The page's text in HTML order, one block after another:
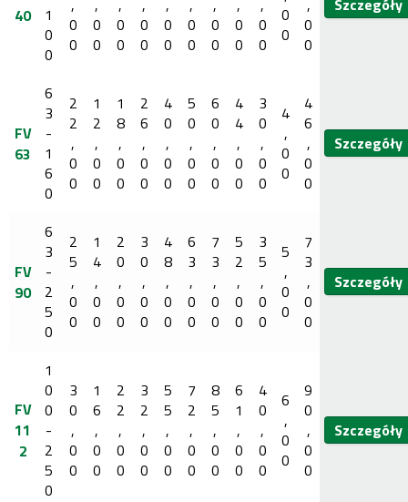
40
1
0
0
0
0
0
0
0
0
0
0
0
0
0
0
0
0
0
0
0
0
0
0
0
0
FV
63
6
3
-
1
6
0
2
2
,
0
0
1
2
,
0
0
1
8
,
0
0
2
6
,
0
0
4
0
,
0
0
5
0
,
0
0
6
0
,
0
0
4
4
,
0
0
3
0
,
0
0
4
,
0
0
4
6
,
0
0
Szczegóły
FV
90
6
3
-
2
5
0
2
5
,
0
0
1
4
,
0
0
2
0
,
0
0
3
0
,
0
0
4
8
,
0
0
6
3
,
0
0
7
3
,
0
0
5
2
,
0
0
3
5
,
0
0
5
,
0
0
7
3
,
0
0
Szczegóły
FV
11
2
1
0
0
-
2
5
0
3
0
,
0
0
1
6
,
0
0
2
2
,
0
0
3
2
,
0
0
5
5
,
0
0
7
2
,
0
0
8
5
,
0
0
6
1
,
0
0
4
0
,
0
0
6
,
0
0
9
0
,
0
0
Szczegóły